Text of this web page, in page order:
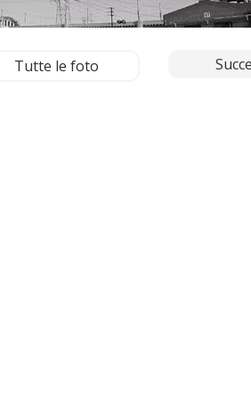
Tutte le foto